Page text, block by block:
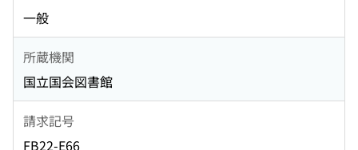
一般
所蔵機関
国立国会図書館
請求記号
FB22-E66